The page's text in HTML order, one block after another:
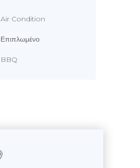
Air Condition
Επιπλωμένο
BBQ